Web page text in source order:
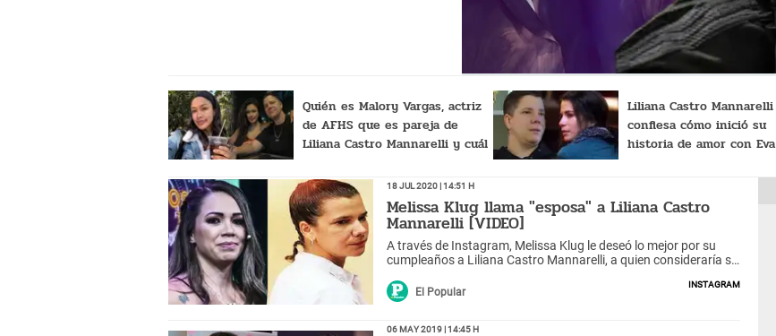
Quién es Malory Vargas, actriz
de AFHS que es pareja de
Liliana Castro Mannarelli y cuál
Liliana Castro Mannarelli
confiesa cómo inició su
historia de amor con Eva
18 Jul 2020 | 14:51 h
Melissa Klug llama "esposa" a Liliana Castro
Mannarelli [VIDEO]
A través de Instagram, Melissa Klug le deseó lo mejor por su
cumpleaños a Liliana Castro Mannarelli, a quien consideraría su
El Popular
Instagram
06 May 2019 | 14:45 h